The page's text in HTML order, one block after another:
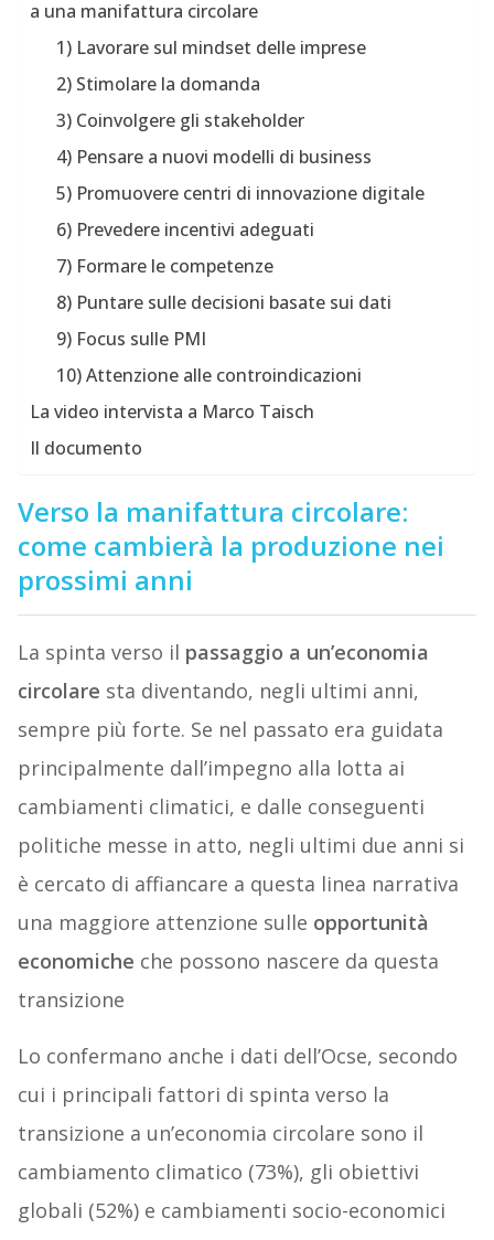
a una manifattura circolare
1) Lavorare sul mindset delle imprese
2) Stimolare la domanda
3) Coinvolgere gli stakeholder
4) Pensare a nuovi modelli di business
5) Promuovere centri di innovazione digitale
6) Prevedere incentivi adeguati
7) Formare le competenze
8) Puntare sulle decisioni basate sui dati
9) Focus sulle PMI
10) Attenzione alle controindicazioni
La video intervista a Marco Taisch
Il documento
Verso la manifattura circolare:
come cambierà la produzione nei
prossimi anni
La spinta verso il passaggio a un’economia
circolare sta diventando, negli ultimi anni,
sempre più forte. Se nel passato era guidata
principalmente dall’impegno alla lotta ai
cambiamenti climatici, e dalle conseguenti
politiche messe in atto, negli ultimi due anni si
è cercato di affiancare a questa linea narrativa
una maggiore attenzione sulle opportunità
economiche che possono nascere da questa
transizione
Lo confermano anche i dati dell’Ocse, secondo
cui i principali fattori di spinta verso la
transizione a un’economia circolare sono il
cambiamento climatico (73%), gli obiettivi
globali (52%) e cambiamenti socio-economici